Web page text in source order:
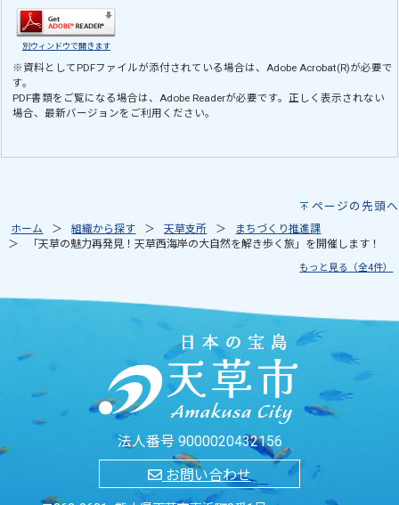
別ウィンドウで開きます
※資料としてPDFファイルが添付されている場合は、Adobe Acrobat(R)が必要で
す。
PDF書類をご覧になる場合は、Adobe Readerが必要です。正しく表示されない
場合、最新バージョンをご利用ください。
ページの先頭へ
ホーム 組織から探す 天草支所
まちづくり推進課
「天草の魅力再発見！天草西海岸の大自然を解き歩く旅」を開催します！
もっと見る（全4件）
法人番号 9000020432156
お問い合わせ